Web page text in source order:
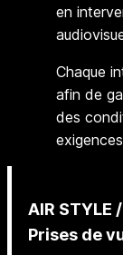
en
Chaque
afin de
des
AIR STYLE /
Prises de